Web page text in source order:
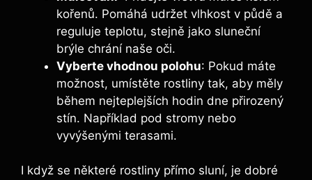
kořenů. Pomáhá udržet vlhkost v půdě a
reguluje teplotu, stejně jako sluneční
brýle chrání naše oči.
Vyberte vhodnou polohu: Pokud máte
možnost, umístěte rostliny tak, aby měly
během nejteplejších hodin dne přirozený
stín. Například pod stromy nebo
vyvýšenými terasami.
I když se některé rostliny přímo sluní, je dobré